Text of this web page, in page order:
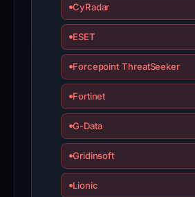
CyRadar
ESET
Forcepoint ThreatSeeker
Fortinet
G-Data
Gridinsoft
Lionic